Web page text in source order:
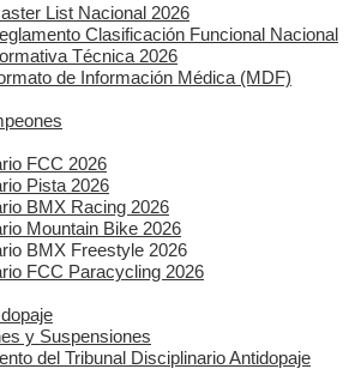
List Nacional 2026
Clasificación Funcional Nacional
Técnica 2026
de Información Médica (MDF)
FCC 2026
Pista 2026
BMX Racing 2026
Mountain Bike 2026
BMX Freestyle 2026
FCC Paracycling 2026
y Suspensiones
del Tribunal Disciplinario Antidopaje